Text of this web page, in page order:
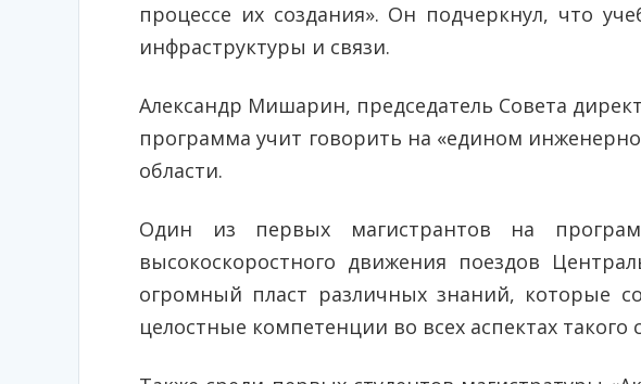
процессе их создания». Он подчеркнул, что
инфраструктуры и связи.
Александр Мишарин, председатель Совета
программа учит говорить на «едином
области.
Один из первых магистрантов на
высокоскоростного движения поездов
огромный пласт различных знаний, которые
целостные компетенции во всех аспектах